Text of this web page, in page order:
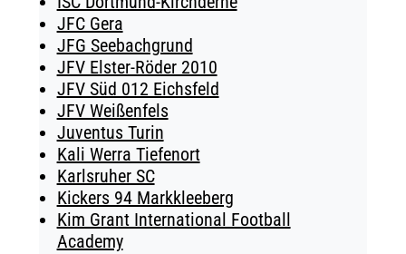
JFC Gera
JFG Seebachgrund
JFV Elster-Röder 2010
JFV Süd 012 Eichsfeld
JFV Weißenfels
Juventus Turin
Kali Werra Tiefenort
Karlsruher SC
Kickers 94 Markkleeberg
Kim Grant International Football
Academy